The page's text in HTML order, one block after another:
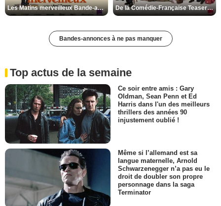
Les Matins merveilleux Bande-annonce VF De la Comédie-Française Teaser VF
Bandes-annonces à ne pas manquer
Top actus de la semaine
Ce soir entre amis : Gary
Oldman, Sean Penn et Ed
Harris dans l'un des meilleurs
thrillers des années 90
injustement oublié !
Même si l’allemand est sa
langue maternelle, Arnold
Schwarzenegger n’a pas eu le
droit de doubler son propre
personnage dans la saga
Terminator